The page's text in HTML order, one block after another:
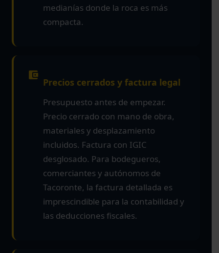
medianías donde la roca es más
compacta.
Precios cerrados y factura legal
Presupuesto antes de empezar.
Precio cerrado con mano de obra,
materiales y desplazamiento
incluidos. Factura con IGIC
desglosado. Para bodegueros,
comerciantes y autónomos de
Tacoronte, la factura detallada es
imprescindible para la contabilidad y
las deducciones fiscales.